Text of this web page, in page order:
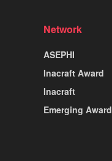
Network
ASEPHI
Inacraft Award
Inacraft
Emerging Award